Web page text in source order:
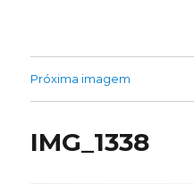
Próxima imagem
IMG_1338